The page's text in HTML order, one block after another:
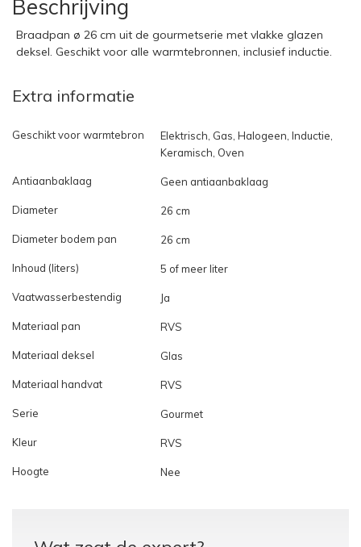
Beschrijving
Braadpan ø 26 cm uit de gourmetserie met vlakke glazen
deksel. Geschikt voor alle warmtebronnen, inclusief inductie.
Extra informatie
Geschikt voor warmtebron
Elektrisch, Gas, Halogeen, Inductie,
Keramisch, Oven
Antiaanbaklaag Geen antiaanbaklaag
Diameter 26 cm
Diameter bodem pan 26 cm
Inhoud (liters) 5 of meer liter
Vaatwasserbestendig Ja
Materiaal pan RVS
Materiaal deksel Glas
Materiaal handvat RVS
Serie Gourmet
Kleur RVS
Hoogte Nee